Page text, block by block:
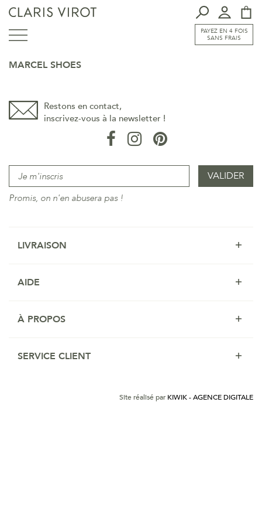
PAYEZ EN 4 FOIS
SANS FRAIS
MARCEL SHOES
Restons en contact,
inscrivez-vous à la newsletter !
Promis, on n'en abusera pas !
LIVRAISON
AIDE
À PROPOS
SERVICE CLIENT
Site réalisé par KIWIK - AGENCE DIGITALE